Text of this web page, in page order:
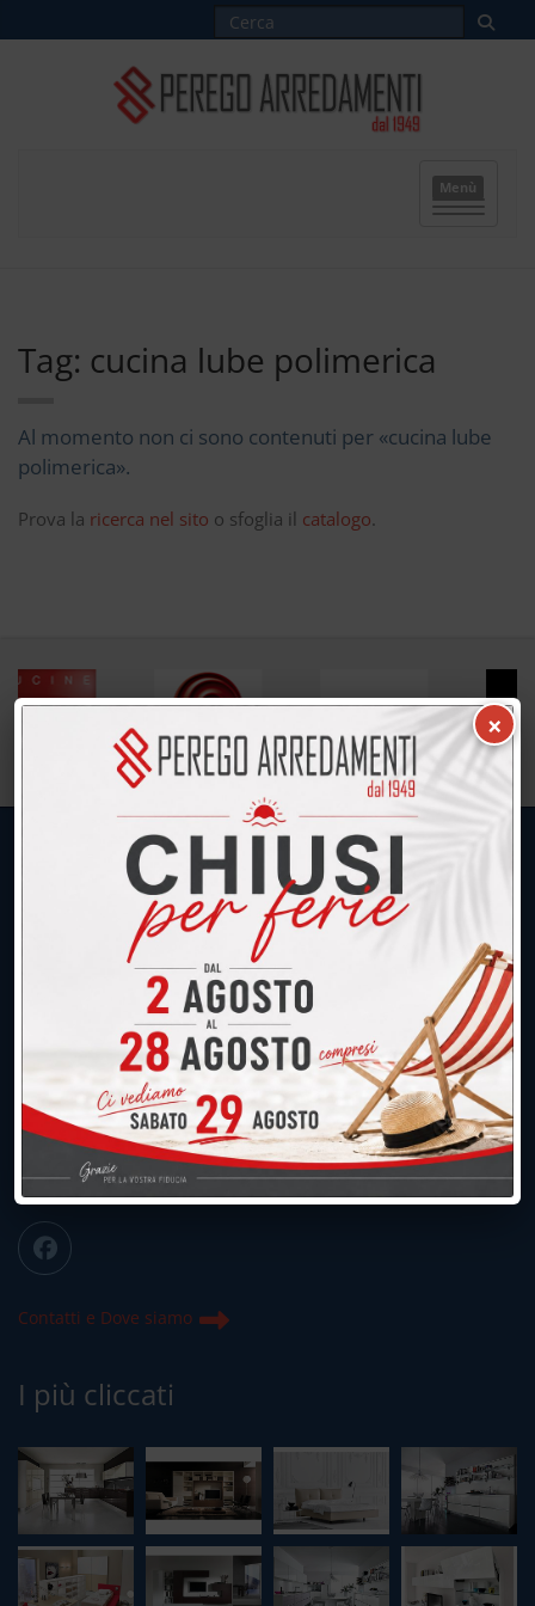
Menù
Tag: cucina lube polimerica
Al momento non ci sono contenuti per «cucina lube
polimerica».
Prova la ricerca nel sito o sfoglia il catalogo.
UNICA SEDE: CALCO (Lecco)
039.677.2778
039.677.2778
info@peregoarredamenti.it
ORARI: 09.00/12.00 - 15.00/19.15
Chiuso domenica e lunedì mattina
Contatti e Dove siamo
I più cliccati
×